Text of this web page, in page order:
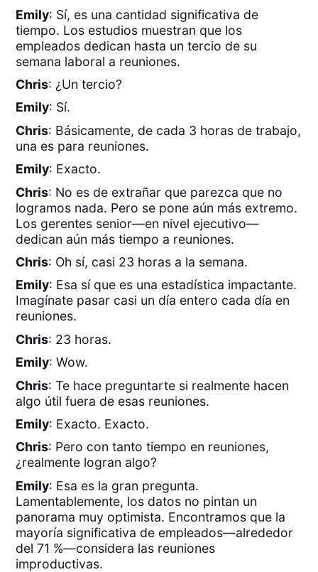
Emily: Sí, es una cantidad significativa de
tiempo. Los estudios muestran que los
empleados dedican hasta un tercio de su
semana laboral a reuniones.
Chris: ¿Un tercio?
Emily: Sí.
Chris: Básicamente, de cada 3 horas de trabajo,
una es para reuniones.
Emily: Exacto.
Chris: No es de extrañar que parezca que no
logramos nada. Pero se pone aún más extremo.
Los gerentes senior—en nivel ejecutivo—
dedican aún más tiempo a reuniones.
Chris: Oh sí, casi 23 horas a la semana.
Emily: Esa sí que es una estadística impactante.
Imagínate pasar casi un día entero cada día en
reuniones.
Chris: 23 horas.
Emily: Wow.
Chris: Te hace preguntarte si realmente hacen
algo útil fuera de esas reuniones.
Emily: Exacto. Exacto.
Chris: Pero con tanto tiempo en reuniones,
¿realmente logran algo?
Emily: Esa es la gran pregunta.
Lamentablemente, los datos no pintan un
panorama muy optimista. Encontramos que la
mayoría significativa de empleados—alrededor
del 71 %—considera las reuniones
improductivas.